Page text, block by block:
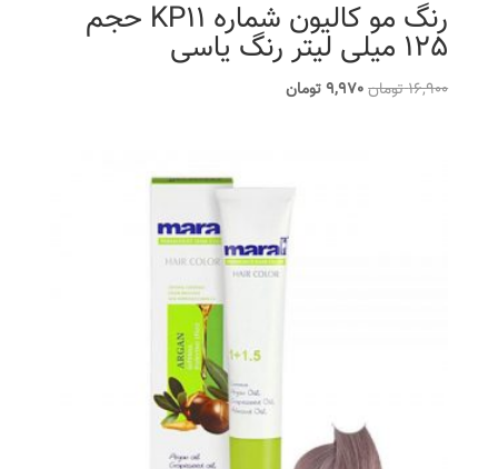
رنگ مو کالیون شماره KP11 حجم
125 میلی لیتر رنگ یاسی
16,900تومانقیمت
9,970تومانقیمت